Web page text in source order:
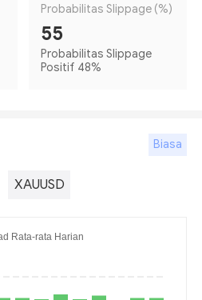
Probabilitas Slippage (%)
55
Probabilitas Slippage
Positif 48%
Biasa
XAUUSD